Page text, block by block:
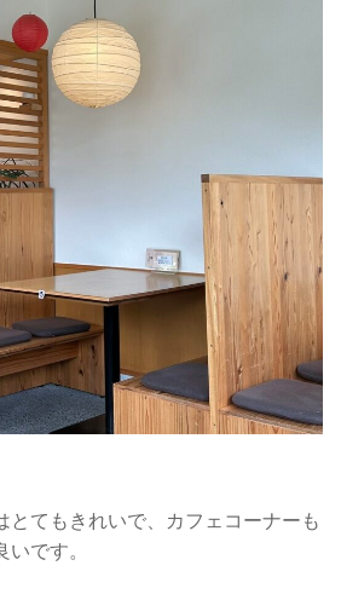
とてもきれいで、カフェコーナーも
です。